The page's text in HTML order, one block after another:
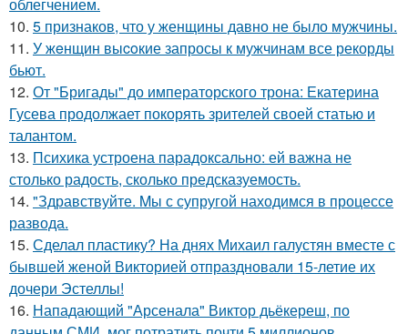
10. 5 признаков, что у женщины давно не было мужчины.
11. У жeнщин выcoкие запросы к мужчинам все рекорды
бьют.
12. От "Бригады" до императорского трона: Екатерина
Гусева продолжает покорять зрителей своей статью и
талантом.
13. Психика устроена парадоксально: ей важна не
столько радость, сколько предсказуемость.
14. "Здравствуйте. Mы с супругой находимся в процессе
развода.
15. Сделал пластику? На днях Михаил галустян вместе с
бывшей женой Викторией отпраздновали 15-летие их
дочери Эстеллы!
16. Нападающий "Арсенала" Виктор дьёкереш, по